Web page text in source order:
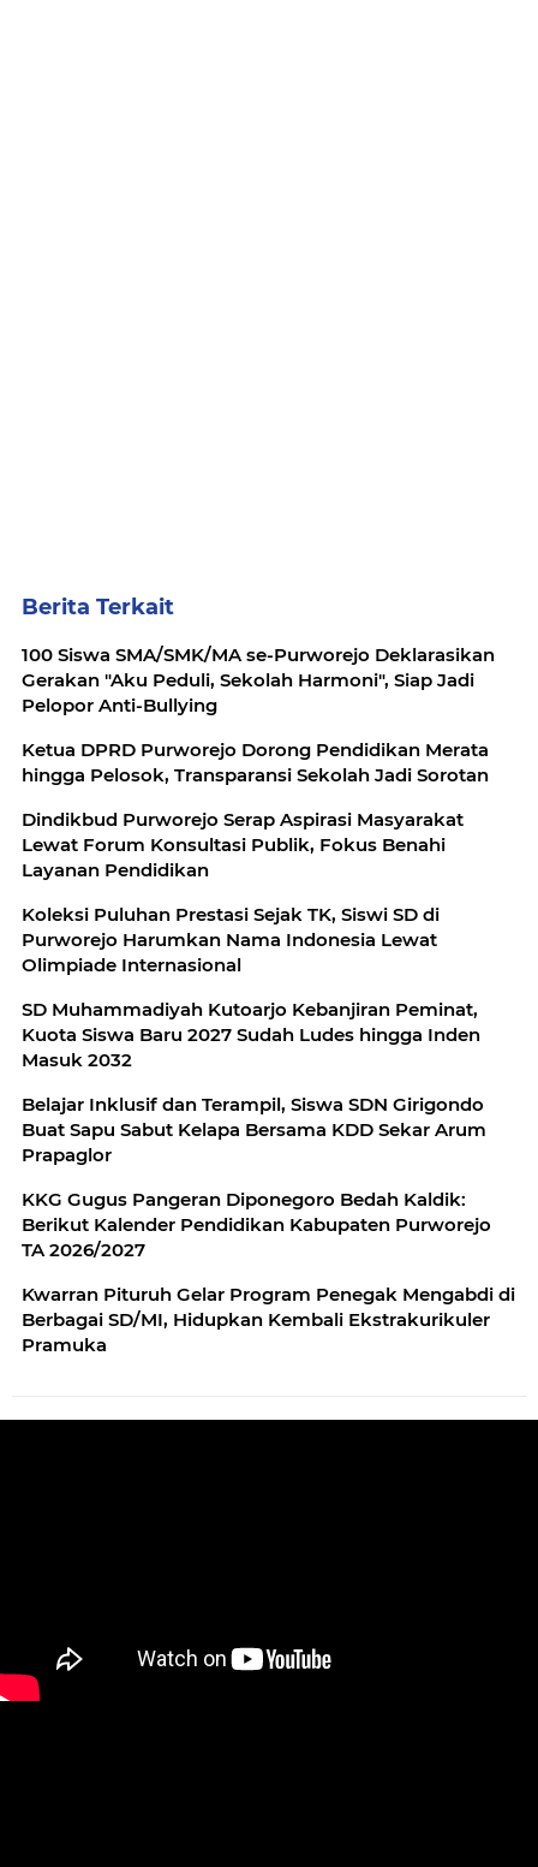
Berita Terkait
100 Siswa SMA/SMK/MA se-Purworejo Deklarasikan
Gerakan "Aku Peduli, Sekolah Harmoni", Siap Jadi
Pelopor Anti-Bullying
Ketua DPRD Purworejo Dorong Pendidikan Merata
hingga Pelosok, Transparansi Sekolah Jadi Sorotan
Dindikbud Purworejo Serap Aspirasi Masyarakat
Lewat Forum Konsultasi Publik, Fokus Benahi
Layanan Pendidikan
Koleksi Puluhan Prestasi Sejak TK, Siswi SD di
Purworejo Harumkan Nama Indonesia Lewat
Olimpiade Internasional
SD Muhammadiyah Kutoarjo Kebanjiran Peminat,
Kuota Siswa Baru 2027 Sudah Ludes hingga Inden
Masuk 2032
Belajar Inklusif dan Terampil, Siswa SDN Girigondo
Buat Sapu Sabut Kelapa Bersama KDD Sekar Arum
Prapaglor
KKG Gugus Pangeran Diponegoro Bedah Kaldik:
Berikut Kalender Pendidikan Kabupaten Purworejo
TA 2026/2027
Kwarran Pituruh Gelar Program Penegak Mengabdi di
Berbagai SD/MI, Hidupkan Kembali Ekstrakurikuler
Pramuka